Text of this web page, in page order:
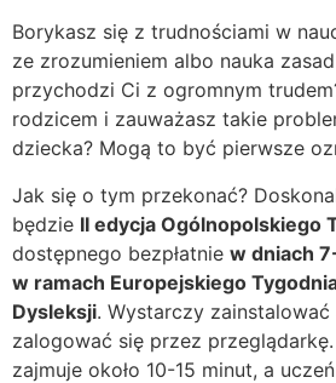
Borykasz się z trudnościami w
ze zrozumieniem albo nauka
przychodzi Ci z ogromnym
rodzicem i zauważasz takie
dziecka? Mogą to być pierwsze
Jak się o tym przekonać?
będzie II edycja Ogólnopolskiego
dostępnego bezpłatnie w dniach
w ramach Europejskiego
Dysleksji. Wystarczy zainstalować
zalogować się przez przeglądarkę.
zajmuje około 10-15 minut, a